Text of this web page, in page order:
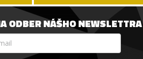
ODBER NÁŠHO NEWSLETTRA